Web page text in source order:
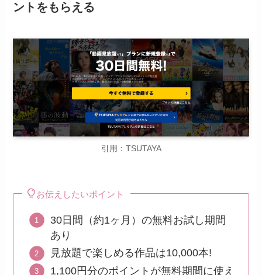
ントをもらえる
引用：TSUTAYA
お伝えしたいポイント
30日間（約1ヶ月）の無料お試し期間
あり
見放題で楽しめる作品は10,000本!
1,100円分のポイントが無料期間に使え